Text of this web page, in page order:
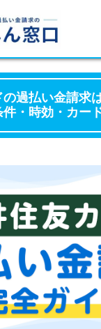
過払い金請求
・時効・カー